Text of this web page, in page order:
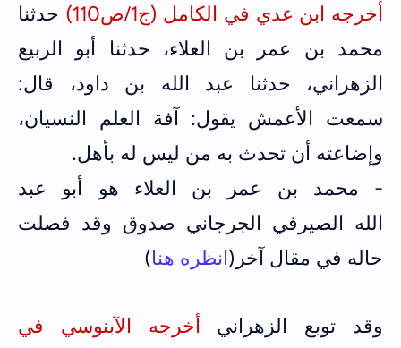
أخرجه ابن عدي في الكامل (ج1/ص110)
حدثنا
محمد بن عمر بن العلاء، حدثنا أبو الربيع
الزهراني، حدثنا عبد الله بن داود، قال:
سمعت الأعمش يقول: آفة العلم النسيان،
وإضاعته أن تحدث به من ليس له بأهل.
- محمد بن عمر بن العلاء هو أبو عبد
الله الصيرفي الجرجاني صدوق وقد فصلت
حاله في مقال آخر(انظره هنا)
وقد توبع الزهراني أخرجه الآبنوسي في